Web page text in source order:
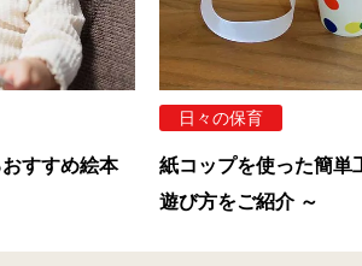
すすめ絵本
日々の保育
紙コップを使った簡単
遊び方をご紹介 ～